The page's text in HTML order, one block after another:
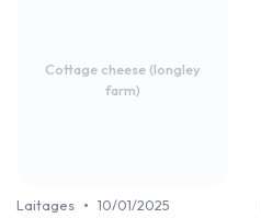
Cottage cheese (longley
farm)
Laitages • 10/01/2025